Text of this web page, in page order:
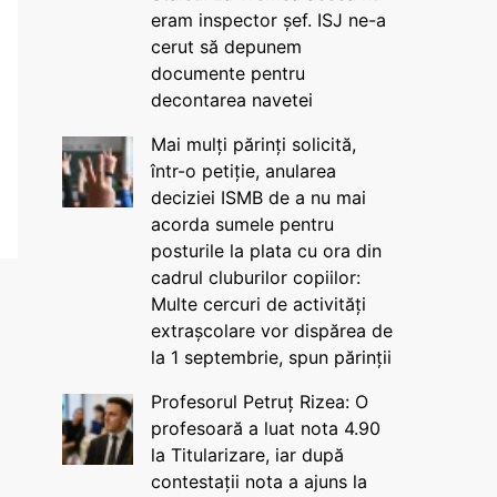
eram inspector șef. ISJ ne-a
cerut să depunem
documente pentru
decontarea navetei
Mai mulți părinți solicită,
într-o petiție, anularea
deciziei ISMB de a nu mai
acorda sumele pentru
posturile la plata cu ora din
cadrul cluburilor copiilor:
Multe cercuri de activități
extrașcolare vor dispărea de
la 1 septembrie, spun părinții
Profesorul Petruț Rizea: O
profesoară a luat nota 4.90
la Titularizare, iar după
contestații nota a ajuns la